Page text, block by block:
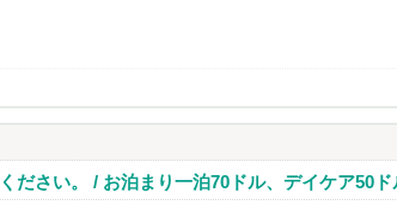
ださい。 / お泊まり一泊70ドル、デイケア50ド